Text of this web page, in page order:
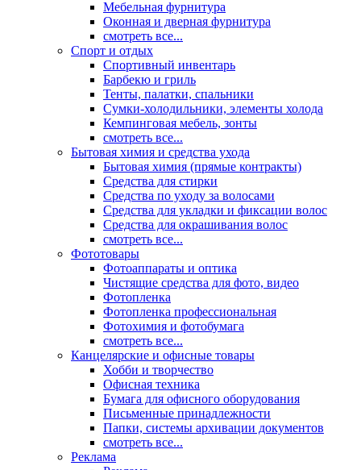
Мебельная фурнитура
Оконная и дверная фурнитура
смотреть все...
Спорт и отдых
Спортивный инвентарь
Барбекю и гриль
Тенты, палатки, спальники
Сумки-холодильники, элементы холода
Кемпинговая мебель, зонты
смотреть все...
Бытовая химия и средства ухода
Бытовая химия (прямые контракты)
Средства для стирки
Средства по уходу за волосами
Средства для укладки и фиксации волос
Средства для окрашивания волос
смотреть все...
Фототовары
Фотоаппараты и оптика
Чистящие средства для фото, видео
Фотопленка
Фотопленка профессиональная
Фотохимия и фотобумага
смотреть все...
Канцелярские и офисные товары
Хобби и творчество
Офисная техника
Бумага для офисного оборудования
Письменные принадлежности
Папки, системы архивации документов
смотреть все...
Реклама